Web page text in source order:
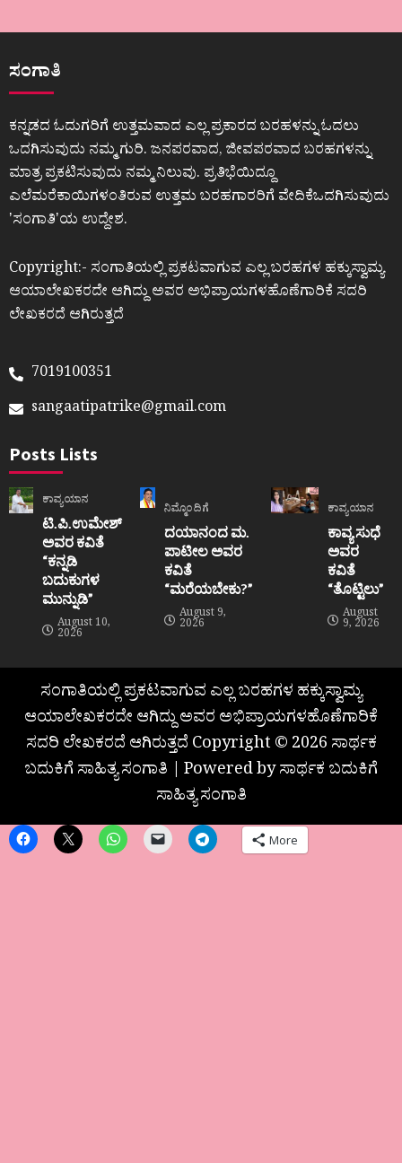
ಸಂಗಾತಿ
ಕನ್ನಡದ ಓದುಗರಿಗೆ ಉತ್ತಮವಾದ ಎಲ್ಲ ಪ್ರಕಾರದ ಬರಹಳನ್ನು ಓದಲು
ಒದಗಿಸುವುದು ನಮ್ಮ ಗುರಿ. ಜನಪರವಾದ, ಜೀವಪರವಾದ ಬರಹಗಳನ್ನು
ಮಾತ್ರ ಪ್ರಕಟಿಸುವುದು ನಮ್ಮ ನಿಲುವು. ಪ್ರತಿಭೆಯಿದ್ದೂ
ಎಲೆಮರೆಕಾಯಿಗಳಂತಿರುವ ಉತ್ತಮ ಬರಹಗಾರರಿಗೆ ವೇದಿಕೆಒದಗಿಸುವುದು
ʼಸಂಗಾತಿʼಯ ಉದ್ದೇಶ.
Copyright:- ಸಂಗಾತಿಯಲ್ಲಿ ಪ್ರಕಟವಾಗುವ ಎಲ್ಲ ಬರಹಗಳ ಹಕ್ಕುಸ್ವಾಮ್ಯ
ಆಯಾಲೇಖಕರದೇ ಆಗಿದ್ದು ಅವರ ಅಭಿಪ್ರಾಯಗಳಹೊಣೆಗಾರಿಕೆ ಸದರಿ
ಲೇಖಕರದೆ ಆಗಿರುತ್ತದೆ
7019100351
sangaatipatrike@gmail.com
Posts Lists
ಕಾವ್ಯಯಾನ
ಟಿ.ಪಿ.ಉಮೇಶ್
ಅವರ ಕವಿತೆ
“ಕನ್ನಡಿ
ಬದುಕುಗಳ
ಮುನ್ನುಡಿ”
August 10,
2026
ನಿಮ್ಮೊಂದಿಗೆ
ದಯಾನಂದ ಮ.
ಪಾಟೀಲ ಅವರ
ಕವಿತೆ
“ಮರೆಯಬೇಕು?”
August 9,
2026
ಕಾವ್ಯಯಾನ
ಕಾವ್ಯ ಸುಧೆ
ಅವರ
ಕವಿತೆ
“ತೊಟ್ಟಿಲು”
August
9, 2026
ಸಂಗಾತಿಯಲ್ಲಿ ಪ್ರಕಟವಾಗುವ ಎಲ್ಲ ಬರಹಗಳ ಹಕ್ಕುಸ್ವಾಮ್ಯ
ಆಯಾಲೇಖಕರದೇ ಆಗಿದ್ದು ಅವರ ಅಭಿಪ್ರಾಯಗಳಹೊಣೆಗಾರಿಕೆ
ಸದರಿ ಲೇಖಕರದೆ ಆಗಿರುತ್ತದೆ Copyright © 2026 ಸಾರ್ಥಕ
ಬದುಕಿಗೆ ಸಾಹಿತ್ಯ ಸಂಗಾತಿ | Powered by ಸಾರ್ಥಕ ಬದುಕಿಗೆ
ಸಾಹಿತ್ಯ ಸಂಗಾತಿ
More